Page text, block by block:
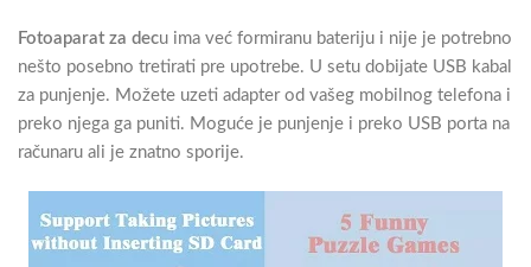
Fotoaparat za decu ima već formiranu bateriju i nije je potrebno
nešto posebno tretirati pre upotrebe. U setu dobijate USB kabal
za punjenje. Možete uzeti adapter od vašeg mobilnog telefona i
preko njega ga puniti. Moguće je punjenje i preko USB porta na
računaru ali je znatno sporije.